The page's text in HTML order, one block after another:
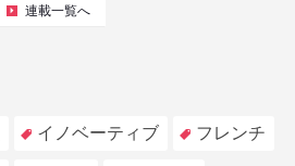
連載一覧へ
イノベーティブ フレンチ